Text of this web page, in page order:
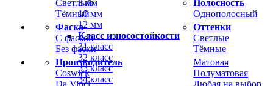
Светлый
Тёмный
Полосность
Однополосный
Фаска
С фаской
Без фаски
Оттенки
Светлые
Тёмные
Производитель
Coswick
Da Vinci
Матовая
Полуматовая
Любая на выбор
8 мм
10 мм
12 мм
Класс износостойкости
31 класс
32 класс
33 класс
34 класс